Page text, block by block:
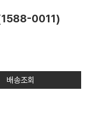
0011)
배송조회